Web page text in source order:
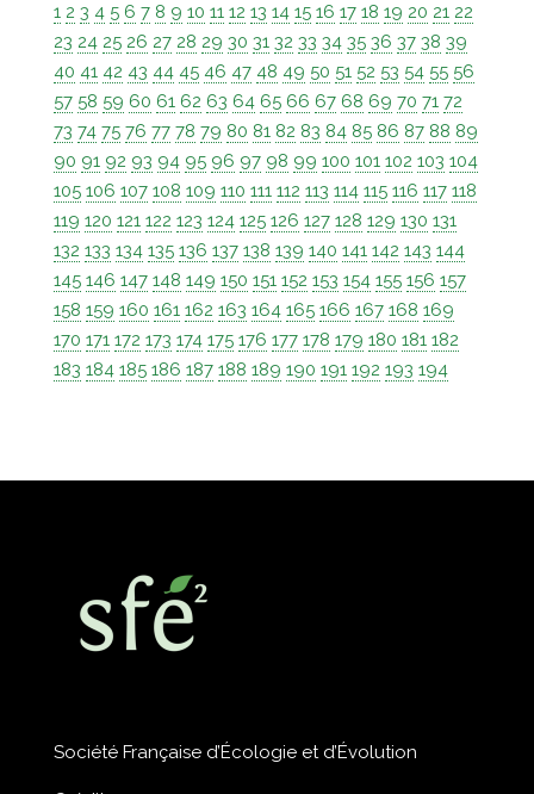
1 2 3 4 5 6 7 8 9 10 11 12 13 14 15 16 17 18 19 20 21 22
23 24 25 26 27 28 29 30 31 32 33 34 35 36 37 38 39
40 41 42 43 44 45 46 47 48 49 50 51 52 53 54 55 56
57 58 59 60 61 62 63 64 65 66 67 68 69 70 71 72
73 74 75 76 77 78 79 80 81 82 83 84 85 86 87 88 89
90 91 92 93 94 95 96 97 98 99 100 101 102 103 104
105 106 107 108 109 110 111 112 113 114 115 116 117 118
119 120 121 122 123 124 125 126 127 128 129 130 131
132 133 134 135 136 137 138 139 140 141 142 143 144
145 146 147 148 149 150 151 152 153 154 155 156 157
158 159 160 161 162 163 164 165 166 167 168 169
170 171 172 173 174 175 176 177 178 179 180 181 182
183 184 185 186 187 188 189 190 191 192 193 194
Société Française d’Écologie et d’Évolution